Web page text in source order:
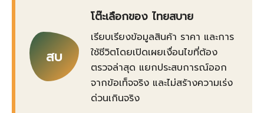
สบ
โต๊ะเลือกของ ไทยสบาย
เรียบเรียงข้อมูลสินค้า ราคา และการ
ใช้ชีวิตโดยเปิดเผยเงื่อนไขที่ต้อง
ตรวจล่าสุด แยกประสบการณ์ออก
จากข้อเท็จจริง และไม่สร้างความเร่ง
ด่วนเกินจริง